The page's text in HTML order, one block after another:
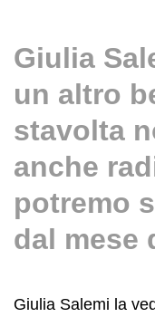
Giulia
un altro
stavolta
anche
potremo
dal mese
Giulia Salemi la